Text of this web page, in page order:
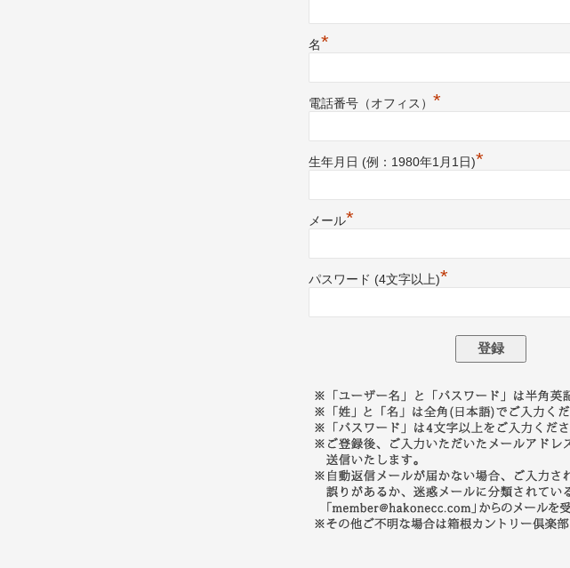
名*
電話番号（オフィス） *
生年月日 (例：1980年1月1日)*
メール*
パスワード (4文字以上)*